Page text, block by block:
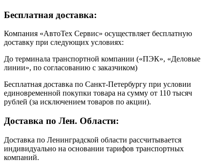
Бесплатная доставка:
Компания «АвтоТех Сервис» осуществляет бесплатную
доставку при следующих условиях:
До терминала транспортной компании («ПЭК», «Деловые
линии», по согласованию с заказчиком)
Бесплатная доставка по Санкт-Петербургу при условии
единовременной покупки товара на сумму от 110 тысяч
рублей (за исключением товаров по акции).
Доставка по Лен. Области:
Доставка по Ленинградской области рассчитывается
индивидуально на основании тарифов транспортных
компаний.